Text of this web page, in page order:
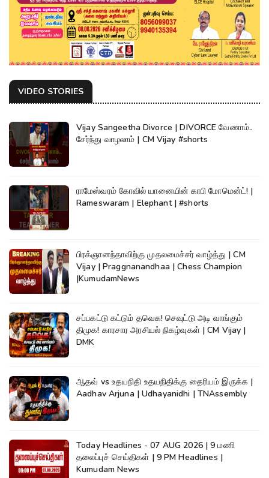
VIDEO STORIES
Vijay Sangeetha Divorce | DIVORCE வேணாம்..
சேர்ந்து வாழலாம் | CM Vijay #shorts
ராமேஸ்வரம் கோவில் யானையின் காபி மோமென்ட்! |
Rameswaram | Elephant | #shorts
பிரக்ஞானந்தாவிற்கு முதலமைச்சர் வாழ்த்து | CM
Vijay | Praggnanandhaa | Chess Champion
|KumudamNews
சப்பகட்டு கட்டும் தவெக! செவுட்டு அடி வாங்கும்
திமுக! காரசார அரசியல் நிகழ்வுகள் | CM Vijay |
DMK
ஆதவ் vs உதயநிதி உதயநிதிக்கு தைரியம் இருக்க |
Aadhav Arjuna | Udhayanidhi | TNAssembly
Today Headlines - 07 AUG 2026 | 9 மணி
தலைப்புச் செய்திகள் | 9 PM Headlines |
Kumudam News